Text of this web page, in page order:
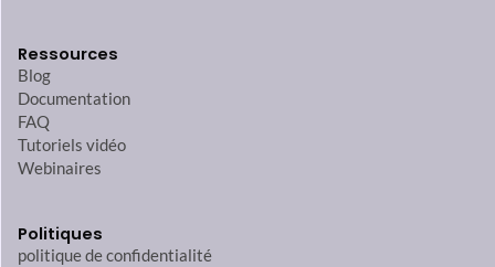
Ressources
Blog
Documentation
FAQ
Tutoriels vidéo
Webinaires
Politiques
politique de confidentialité